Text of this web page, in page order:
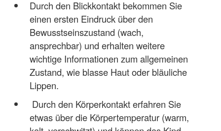
Durch den Blickkontakt bekommen Sie
einen ersten Eindruck über den
Bewusstseinszustand (wach,
ansprechbar) und erhalten weitere
wichtige Informationen zum allgemeinen
Zustand, wie blasse Haut oder bläuliche
Lippen.
Durch den Körperkontakt erfahren Sie
etwas über die Körpertemperatur (warm,